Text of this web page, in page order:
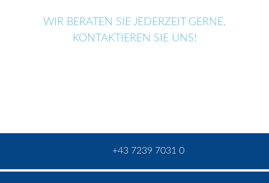
WIR BERATEN SIE JEDERZEIT GERNE.
KONTAKTIEREN SIE UNS!
+43 7239 7031 0